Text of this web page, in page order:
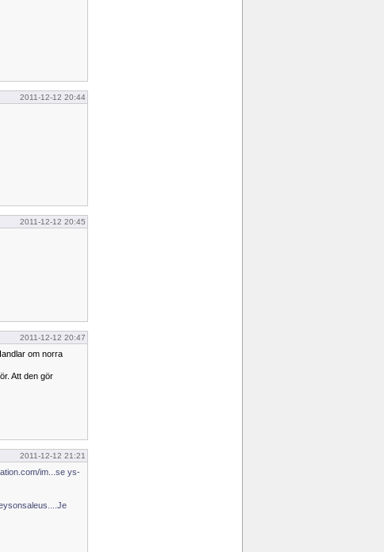
2011-12-12 20:44
2011-12-12 20:45
2011-12-12 20:47
om norra
Att den gör
2011-12-12 21:21
im...se ys-